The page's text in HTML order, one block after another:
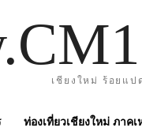
เชียงใหม่ ร้อยแป
ท่องเที่ยวเชียงใหม่ ภาค